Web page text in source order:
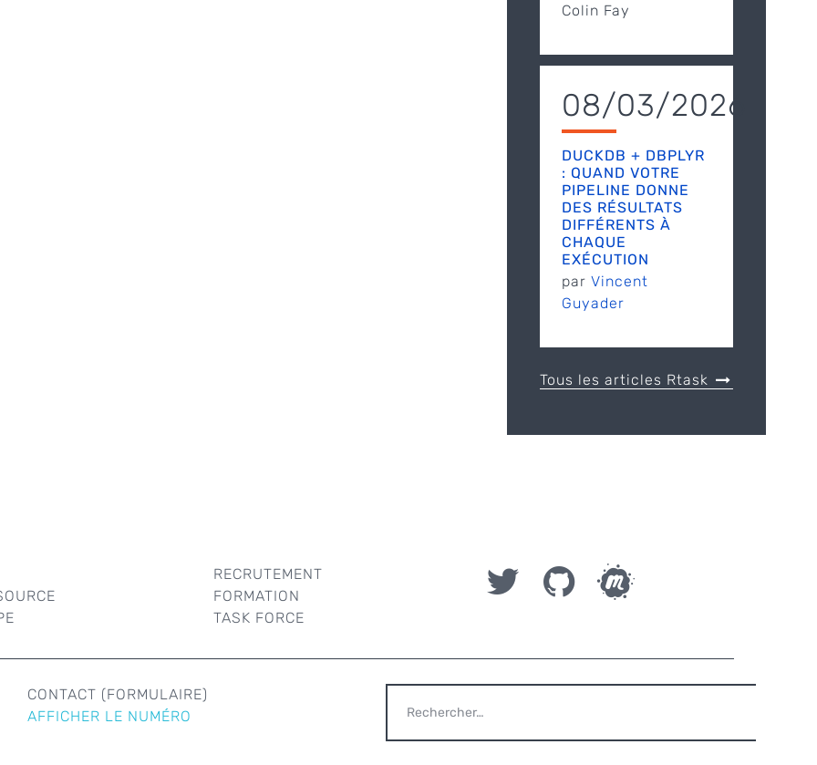
Colin Fay
08/03/2026
DUCKDB + DBPLYR
: QUAND VOTRE
PIPELINE DONNE
DES RÉSULTATS
DIFFÉRENTS À
CHAQUE
EXÉCUTION
par Vincent
Guyader
Tous les articles Rtask
RECRUTEMENT
FORMATION
TASK FORCE
CONTACT (FORMULAIRE)
AFFICHER LE NUMÉRO
RECHERCHER :